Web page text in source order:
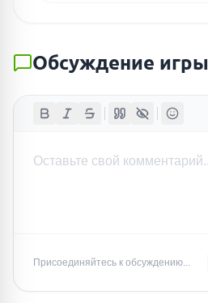
Обсуждение игры
Присоединяйтесь к обсуждению...